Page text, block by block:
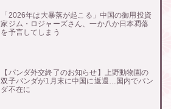
「2026年は大暴落が起こる」中国の御用投資
家ジム・ロジャーズさん、一か八か日本凋落
を予言してしまう
【パンダ外交終了のお知らせ】上野動物園の
双子パンダが1月末に中国に返還…国内でパン
ダ不在に